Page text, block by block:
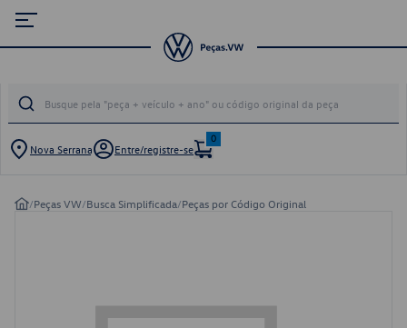
Nova Serrana Entre/registre-se
0
/Peças VW/Busca Simplificada/Peças por Código Original